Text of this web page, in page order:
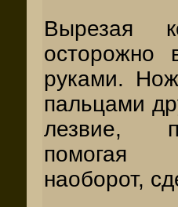
Вырезая
осторожно
руками.
пальцами
лезвие,
помогая
наоборот,